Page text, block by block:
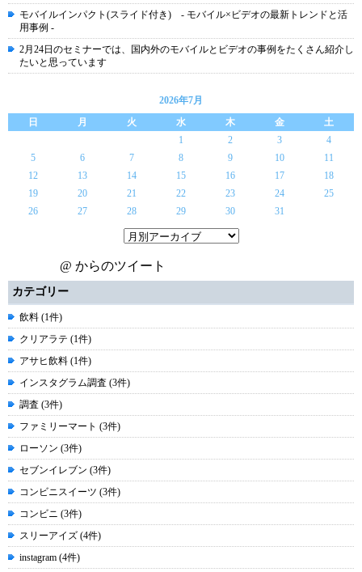
モバイルインパクト(スライド付き) - モバイル×ビデオの最新トレンドと活
用事例 -
2月24日のセミナーでは、国内外のモバイルとビデオの事例をたくさん紹介し
たいと思っています
2026年7月
日
月 火 水 木 金
土
1
2 3
4
5
6 7 8 9 10
11
12
13 14 15 16 17
18
19
20 21 22 23 24
25
26
27 28 29 30 31
@ からのツイート
カテゴリー
飲料 (1件)
クリアラテ (1件)
アサヒ飲料 (1件)
インスタグラム調査 (3件)
調査 (3件)
ファミリーマート (3件)
ローソン (3件)
セブンイレブン (3件)
コンビニスイーツ (3件)
コンビニ (3件)
スリーアイズ (4件)
instagram (4件)